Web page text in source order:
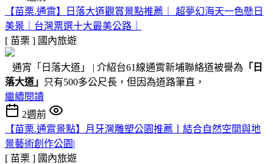
【苗栗.通霄】日落大道觀賞景點推薦｜ 超夢幻海天一色懸日
美景｜台灣票選十大最美公路｜
[ 苗栗 ] 國內旅遊
通宵「日落大道」 | 介紹台61線通霄新埔聯絡道被譽為 「日
落大道」
只有500多公尺長，但因為道路筆直，
繼續閱讀
2週前
【苗栗.通霄景點】月牙灣雕塑公園推薦〡結合自然空間與地
景藝術創作公園|
[ 苗栗 ] 國內旅遊